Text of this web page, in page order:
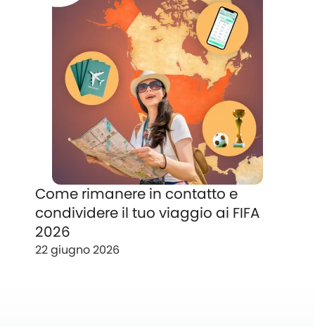
Come rimanere in contatto e
condividere il tuo viaggio ai FIFA
2026
22 giugno 2026